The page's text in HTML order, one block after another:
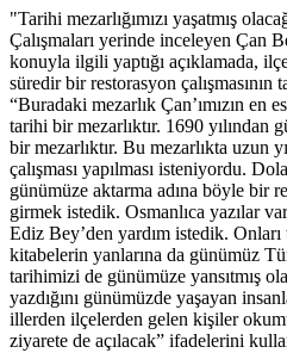
"Tarihi mezarlığımızı yaşatmış
Çalışmaları yerinde inceleyen Çan
konuyla ilgili yaptığı açıklamada,
süredir bir restorasyon
“Buradaki mezarlık Çan’ımızın en
tarihi bir mezarlıktır. 1690 yılından
bir mezarlıktır. Bu mezarlıkta uzun
çalışması yapılması isteniyordu.
günümüze aktarma adına böyle bir
girmek istedik. Osmanlıca yazılar
Ediz Bey’den yardım istedik.
kitabelerin yanlarına da günümüz
tarihimizi de günümüze yansıtmış
yazdığını günümüzde yaşayan
illerden ilçelerden gelen kişiler
ziyarete de açılacak” ifadelerini